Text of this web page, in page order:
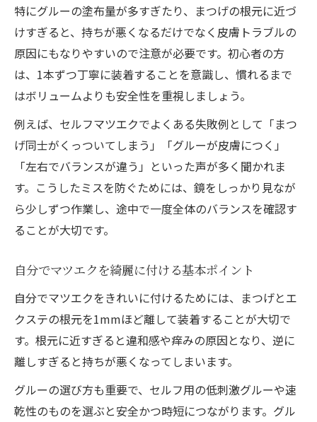
セルフキット選びから下準備まで徹底解説
マツエクセルフキット人気商品の選び方
初心者向けセルフマツエクキットの特徴解
説
マツエクセルフやり方の正しい順序とは
グルーやツイザーの選択基準と使い方のコ
ツ
コスパ重視ならセルフマツエクが断然おすすめ
マツエクセルフでコスパ良く始めるポイン
セルフマツエクのコスト比較と節約術
手軽にマツエクセルフを続ける工夫とは
セルフマツエクキットで費用を抑える方法
コスパ重視派にセルフマツエクが最適な理
由
グルーや束のやり方で差がつくセルフマツエク
術
特にグルーの塗布量が多すぎたり、まつげの根元に近づ
けすぎると、持ちが悪くなるだけでなく皮膚トラブルの
原因にもなりやすいので注意が必要です。初心者の方
は、1本ずつ丁寧に装着することを意識し、慣れるまで
はボリュームよりも安全性を重視しましょう。
例えば、セルフマツエクでよくある失敗例として「まつ
げ同士がくっついてしまう」「グルーが皮膚につく」
「左右でバランスが違う」といった声が多く聞かれま
す。こうしたミスを防ぐためには、鏡をしっかり見なが
ら少しずつ作業し、途中で一度全体のバランスを確認す
ることが大切です。
自分でマツエクを綺麗に付ける基本ポイント
自分でマツエクをきれいに付けるためには、まつげとエ
クステの根元を1mmほど離して装着することが大切で
す。根元に近すぎると違和感や痒みの原因となり、逆に
離しすぎると持ちが悪くなってしまいます。
グルーの選び方も重要で、セルフ用の低刺激グルーや速
乾性のものを選ぶと安全かつ時短につながります。グル